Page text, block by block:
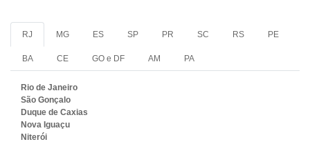
RJ MG ES SP PR SC RS PE
BA CE GO e DF AM PA
Rio de Janeiro
São Gonçalo
Duque de Caxias
Nova Iguaçu
Niterói